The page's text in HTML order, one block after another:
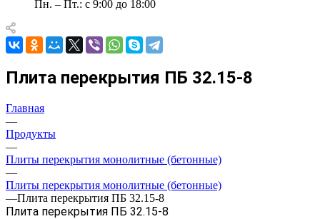
Пн. – Пт.: с 9:00 до 18:00
Плита перекрытия ПБ 32.15-8
Главная
—
Продукты
—
Плиты перекрытия монолитные (бетонные)
—
Плиты перекрытия монолитные (бетонные)
—Плита перекрытия ПБ 32.15-8
Плита перекрытия ПБ 32.15-8